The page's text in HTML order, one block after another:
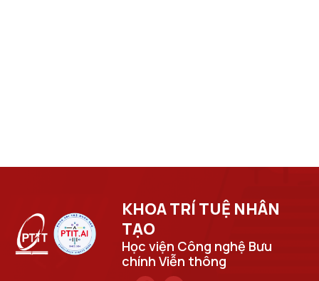
KHOA TRÍ TUỆ NHÂN
TẠO​
Học viện Công nghệ Bưu
chính Viễn thông